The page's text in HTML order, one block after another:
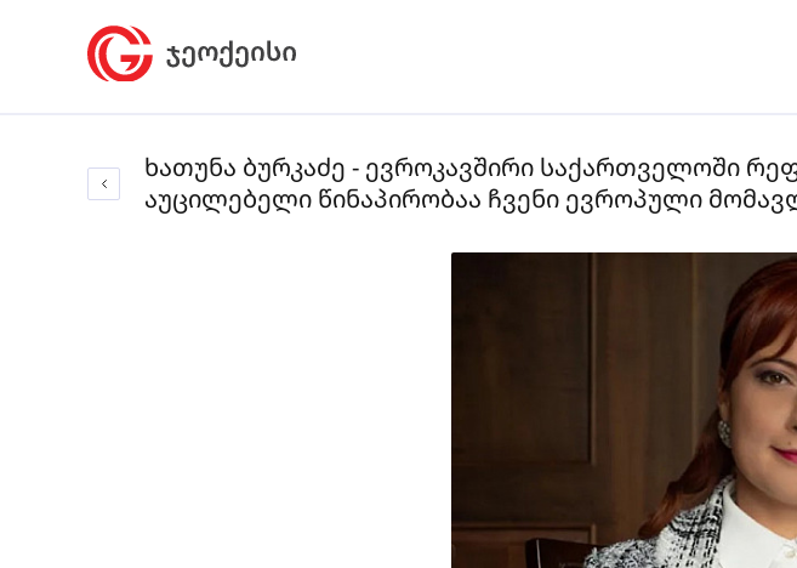
ხათუნა ბურკაძე - ევროკავშირი საქართველოში
აუცილებელი წინაპირობაა ჩვენი ევროპული